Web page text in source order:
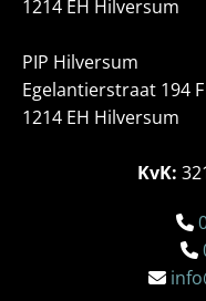
1214 EH Hilversum
PIP Hilversum
Egelantierstraat 194 F
1214 EH Hilversum
KvK:


